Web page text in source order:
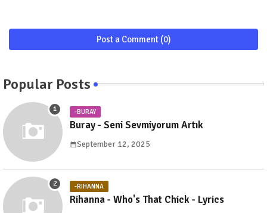
Post a Comment (0)
Popular Posts
-BURAY
Buray - Seni Sevmiyorum Artık
September 12, 2025
-RIHANNA
Rihanna - Who's That Chick - Lyrics